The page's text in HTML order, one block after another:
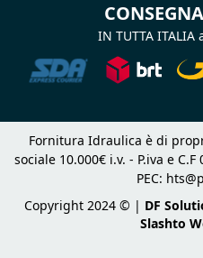
IN TUTTA
Fornitura Idraulica è di
sociale 10.000€ i.v. - P.iva e C.F
PEC:
Copyright 2024 © | DF
Slashto